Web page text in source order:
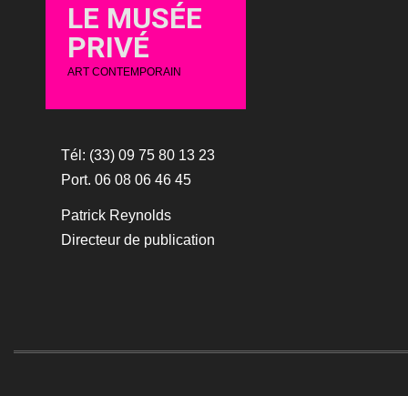
LE MUSÉE
PRIVÉ
ART CONTEMPORAIN
Tél: (33) 09 75 80 13 23
Port. 06 08 06 46 45
Patrick Reynolds
Directeur de publication